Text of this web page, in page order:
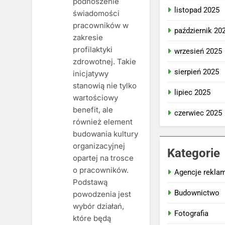
świadomości
pracowników w
zakresie
profilaktyki
zdrowotnej. Takie
inicjatywy
stanowią nie tylko
wartościowy
benefit, ale
również element
budowania kultury
organizacyjnej
opartej na trosce
o pracowników.
Podstawą
powodzenia jest
wybór działań,
które będą
listopad 2025
październik
wrzesień 2025
sierpień 2025
lipiec 2025
czerwiec 2025
Kategorie
Agencje
Budownictwo
Fotografia